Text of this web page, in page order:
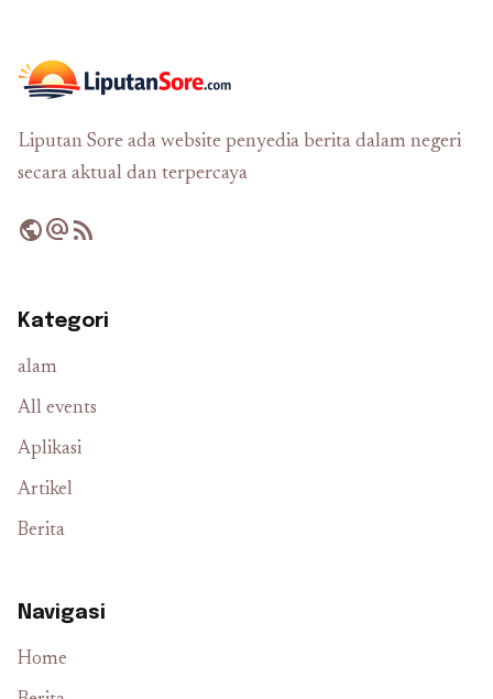
Liputan Sore ada website penyedia berita dalam negeri
secara aktual dan terpercaya
publicalternate_emailrss_feed
Kategori
alam
All events
Aplikasi
Artikel
Berita
Navigasi
Home